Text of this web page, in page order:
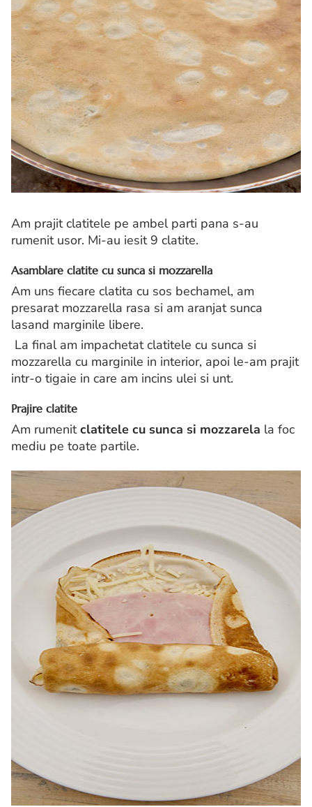
Am prajit clatitele pe ambel parti pana s-au
rumenit usor. Mi-au iesit 9 clatite.
Asamblare clatite cu sunca si mozzarella
Am uns fiecare clatita cu sos bechamel, am
presarat mozzarella rasa si am aranjat sunca
lasand marginile libere.
La final am impachetat clatitele cu sunca si
mozzarella cu marginile in interior, apoi le-am prajit
intr-o tigaie in care am incins ulei si unt.
Prajire clatite
Am rumenitclatitele cu sunca si mozzarela la foc
mediu pe toate partile.